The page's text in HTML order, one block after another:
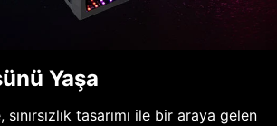
Yaşa
tasarımı ile bir araya gelen